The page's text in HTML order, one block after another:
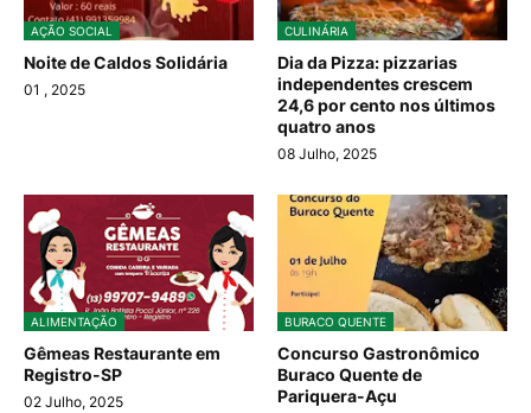
AÇÃO SOCIAL
Noite de Caldos Solidária
01 , 2025
CULINÁRIA
Dia da Pizza: pizzarias
independentes crescem
24,6 por cento nos últimos
quatro anos
08 Julho, 2025
ALIMENTAÇÃO
Gêmeas Restaurante em
Registro-SP
02 Julho, 2025
BURACO QUENTE
Concurso Gastronômico
Buraco Quente de
Pariquera-Açu